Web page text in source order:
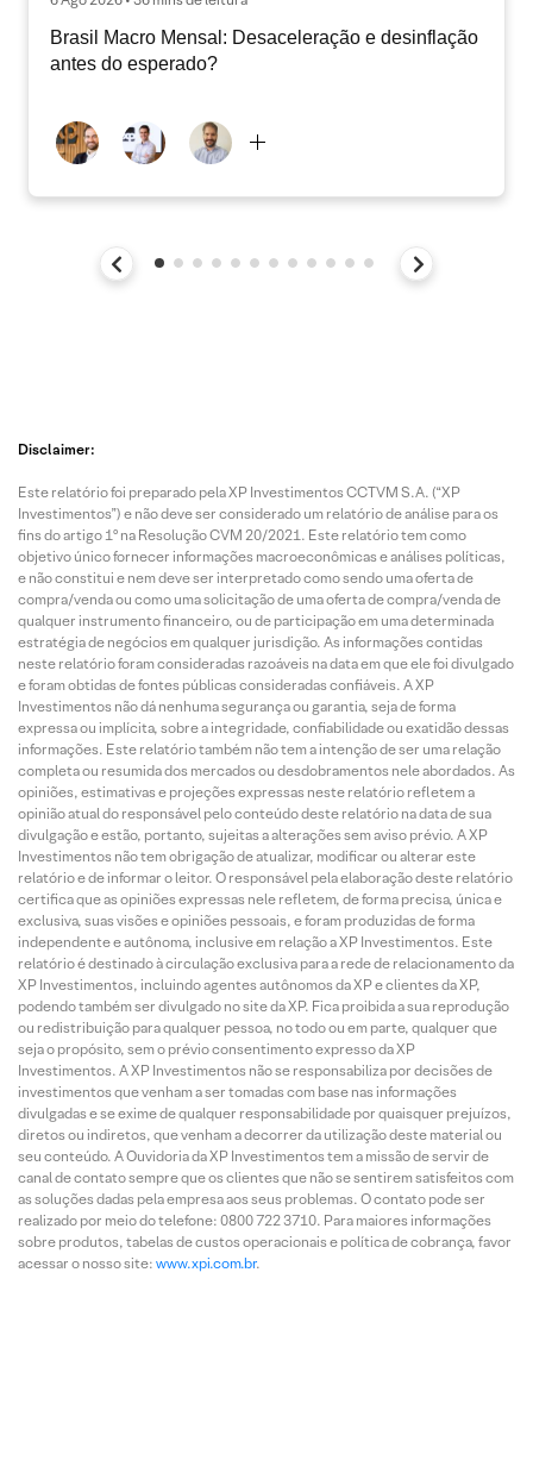
Brasil Macro Mensal: Desaceleração e desinflação
antes do esperado?
Disclaimer:
Este relatório foi preparado pela XP Investimentos CCTVM S.A. (“XP
Investimentos”) e não deve ser considerado um relatório de análise para os
fins do artigo 1º na Resolução CVM 20/2021. Este relatório tem como
objetivo único fornecer informações macroeconômicas e análises políticas,
e não constitui e nem deve ser interpretado como sendo uma oferta de
compra/venda ou como uma solicitação de uma oferta de compra/venda de
qualquer instrumento financeiro, ou de participação em uma determinada
estratégia de negócios em qualquer jurisdição. As informações contidas
neste relatório foram consideradas razoáveis na data em que ele foi divulgado
e foram obtidas de fontes públicas consideradas confiáveis. A XP
Investimentos não dá nenhuma segurança ou garantia, seja de forma
expressa ou implícita, sobre a integridade, confiabilidade ou exatidão dessas
informações. Este relatório também não tem a intenção de ser uma relação
completa ou resumida dos mercados ou desdobramentos nele abordados. As
opiniões, estimativas e projeções expressas neste relatório refletem a
opinião atual do responsável pelo conteúdo deste relatório na data de sua
divulgação e estão, portanto, sujeitas a alterações sem aviso prévio. A XP
Investimentos não tem obrigação de atualizar, modificar ou alterar este
relatório e de informar o leitor. O responsável pela elaboração deste relatório
certifica que as opiniões expressas nele refletem, de forma precisa, única e
exclusiva, suas visões e opiniões pessoais, e foram produzidas de forma
independente e autônoma, inclusive em relação a XP Investimentos. Este
relatório é destinado à circulação exclusiva para a rede de relacionamento da
XP Investimentos, incluindo agentes autônomos da XP e clientes da XP,
podendo também ser divulgado no site da XP. Fica proibida a sua reprodução
ou redistribuição para qualquer pessoa, no todo ou em parte, qualquer que
seja o propósito, sem o prévio consentimento expresso da XP
Investimentos. A XP Investimentos não se responsabiliza por decisões de
investimentos que venham a ser tomadas com base nas informações
divulgadas e se exime de qualquer responsabilidade por quaisquer prejuízos,
diretos ou indiretos, que venham a decorrer da utilização deste material ou
seu conteúdo. A Ouvidoria da XP Investimentos tem a missão de servir de
canal de contato sempre que os clientes que não se sentirem satisfeitos com
as soluções dadas pela empresa aos seus problemas. O contato pode ser
realizado por meio do telefone: 0800 722 3710. Para maiores informações
sobre produtos, tabelas de custos operacionais e política de cobrança, favor
acessar o nosso site: www.xpi.com.br.